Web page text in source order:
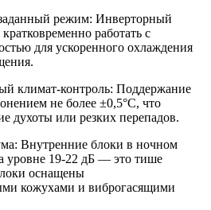
режим: Инверторный
работать с
для ускоренного охлаждения
климат-контроль: Поддержание
не более ±0,5°C, что
духоты или резких перепадов.
Внутренние блоки в ночном
уровне 19-22 дБ — это тише
оснащены
кожухами и виброгасящими